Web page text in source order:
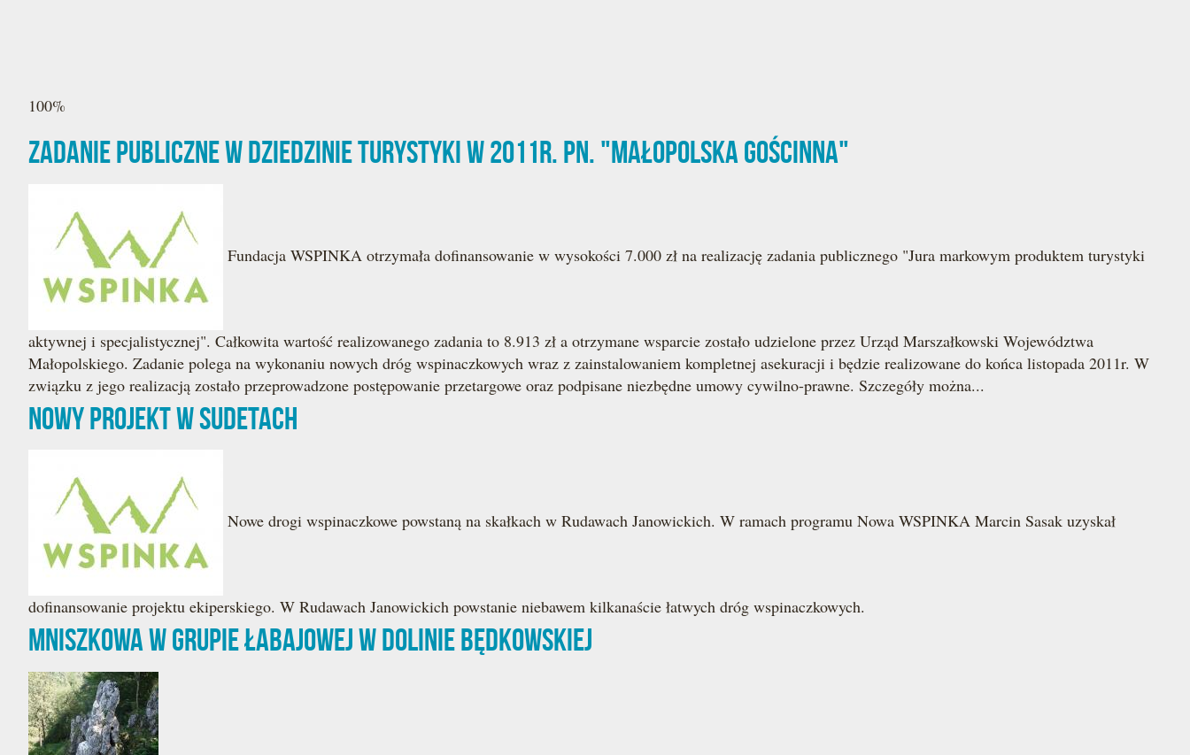
100%
Zadanie publiczne w dziedzinie turystyki w 2011r. pn. "Małopolska gościnna"
Fundacja WSPINKA otrzymała dofinansowanie w wysokości 7.000 zł na realizację zadania publicznego "Jura markowym produktem turystyki
aktywnej i specjalistycznej". Całkowita wartość realizowanego zadania to 8.913 zł a otrzymane wsparcie zostało udzielone przez Urząd Marszałkowski Województwa
Małopolskiego. Zadanie polega na wykonaniu nowych dróg wspinaczkowych wraz z zainstalowaniem kompletnej asekuracji i będzie realizowane do końca listopada 2011r. W
związku z jego realizacją zostało przeprowadzone postępowanie przetargowe oraz podpisane niezbędne umowy cywilno-prawne. Szczegóły można...
Nowy projekt w Sudetach
Nowe drogi wspinaczkowe powstaną na skałkach w Rudawach Janowickich. W ramach programu Nowa WSPINKA Marcin Sasak uzyskał
dofinansowanie projektu ekiperskiego. W Rudawach Janowickich powstanie niebawem kilkanaście łatwych dróg wspinaczkowych.
Mniszkowa w grupie Łabajowej w Dolinie Będkowskiej